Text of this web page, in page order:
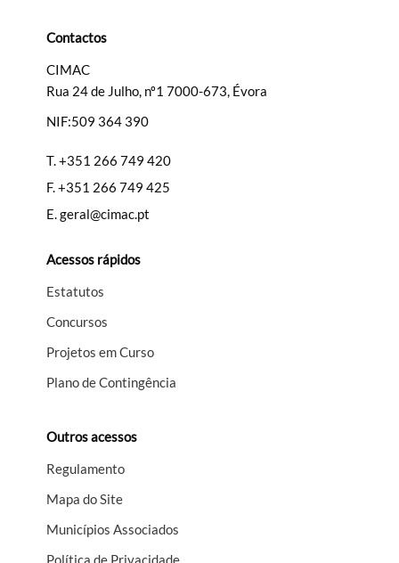
Contactos
CIMAC
Rua 24 de Julho, nº1 7000-673, Évora
NIF:509 364 390
T.+351 266 749 420
F.+351 266 749 425
E.geral@cimac.pt
Acessos rápidos
Estatutos
Concursos
Projetos em Curso
Plano de Contingência
Outros acessos
Regulamento
Mapa do Site
Municípios Associados
Política de Privacidade